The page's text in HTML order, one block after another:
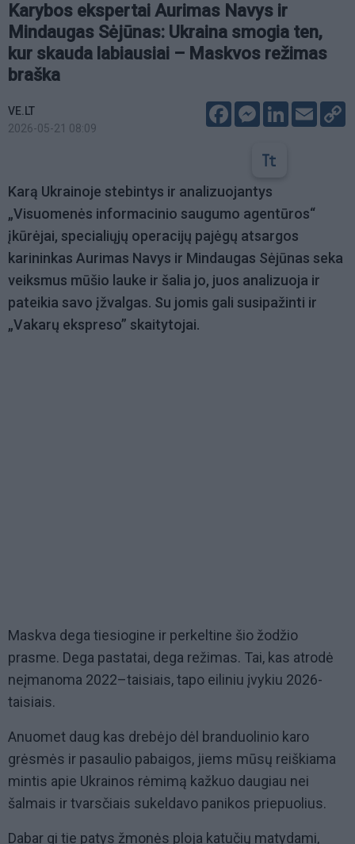
Karybos ekspertai Aurimas Navys ir
Mindaugas Sėjūnas: Ukraina smogia ten,
kur skauda labiausiai – Maskvos režimas
braška
VE.LT
2026-05-21 08:09
FacebookMessenger
LinkedIn
Email
Karą Ukrainoje stebintys ir analizuojantys
„Visuomenės informacinio saugumo agentūros“
įkūrėjai, specialiųjų operacijų pajėgų atsargos
karininkas Aurimas Navys ir Mindaugas Sėjūnas seka
veiksmus mūšio lauke ir šalia jo, juos analizuoja ir
pateikia savo įžvalgas. Su jomis gali susipažinti ir
„Vakarų ekspreso” skaitytojai.
Maskva dega tiesiogine ir perkeltine šio žodžio
prasme. Dega pastatai, dega režimas. Tai, kas atrodė
neįmanoma 2022–taisiais, tapo eiliniu įvykiu 2026-
taisiais.
Anuomet daug kas drebėjo dėl branduolinio karo
grėsmės ir pasaulio pabaigos, jiems mūsų reiškiama
mintis apie Ukrainos rėmimą kažkuo daugiau nei
šalmais ir tvarsčiais sukeldavo panikos priepuolius.
Dabar gi tie patys žmonės ploja katučių matydami,